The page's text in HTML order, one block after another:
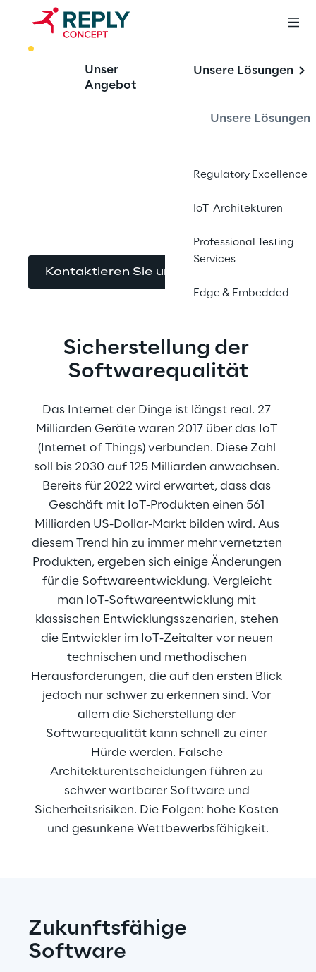
Unser
Angebot
Unsere Lösungen
Unsere Lösungen
Regulatory Excellence
IoT-Architekturen
Professional Testing
Services
Edge & Embedded
Lessons Learned:
Kontaktieren Sie uns
Sicherstellung der
Softwarequalität
Das Internet der Dinge ist längst real. 27
Milliarden Geräte waren 2017 über das IoT
(Internet of Things) verbunden. Diese Zahl
soll bis 2030 auf 125 Milliarden anwachsen.
Bereits für 2022 wird erwartet, dass das
Geschäft mit IoT-Produkten einen 561
Milliarden US-Dollar-Markt bilden wird. Aus
diesem Trend hin zu immer mehr vernetzten
Produkten, ergeben sich einige Änderungen
für die Softwareentwicklung. Vergleicht
man IoT-Softwareentwicklung mit
klassischen Entwicklungsszenarien, stehen
die Entwickler im IoT-Zeitalter vor neuen
technischen und methodischen
Herausforderungen, die auf den ersten Blick
jedoch nur schwer zu erkennen sind. Vor
allem die Sicherstellung der
Softwarequalität kann schnell zu einer
Hürde werden. Falsche
Architekturentscheidungen führen zu
schwer wartbarer Software und
Sicherheitsrisiken. Die Folgen: hohe Kosten
und gesunkene Wettbewerbsfähigkeit.
Zukunftsfähige
Software